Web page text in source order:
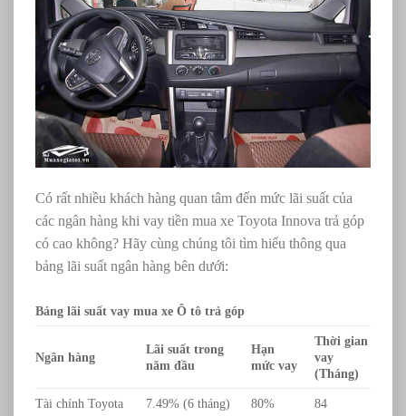
Có rất nhiều khách hàng quan tâm đến mức lãi suất của
các ngân hàng khi vay tiền mua xe Toyota Innova trả góp
có cao không? Hãy cùng chúng tôi tìm hiểu thông qua
bảng lãi suất ngân hàng bên dưới:
Bảng lãi suất vay mua xe Ô tô trả góp
Ngân hàng
Lãi suất trong
năm đầu
Hạn
mức vay
Thời gian
vay
(Tháng)
Tài chính Toyota 7.49% (6 tháng) 80% 84